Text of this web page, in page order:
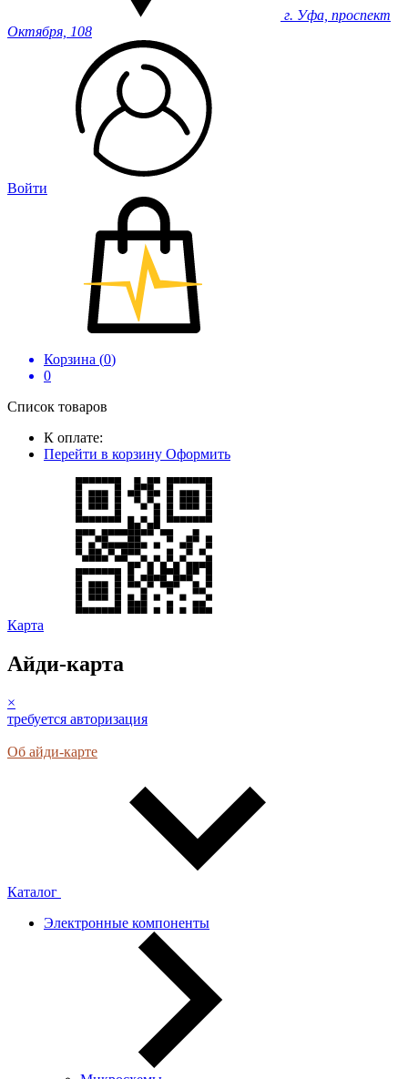
г. Уфа, проспект
Октября, 108
Войти
Корзина (0)
0
Список товаров
К оплате:
Перейти в корзину Оформить
Карта
Айди-карта
×
требуется авторизация
Об айди-карте
Каталог
Электронные компоненты